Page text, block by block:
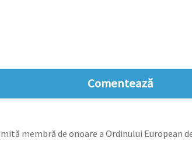
Comentează